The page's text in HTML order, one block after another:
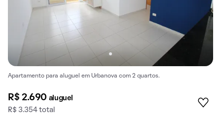
Apartamento para aluguel em Urbanova com 2 quartos.
R$ 2.690 aluguel
R$ 3.354 total